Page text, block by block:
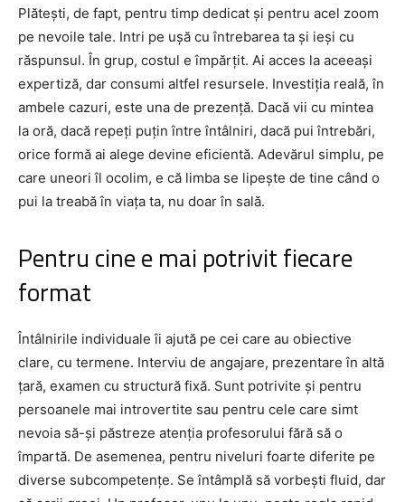
Plătești, de fapt, pentru timp dedicat și pentru acel zoom
pe nevoile tale. Intri pe ușă cu întrebarea ta și ieși cu
răspunsul. În grup, costul e împărțit. Ai acces la aceeași
expertiză, dar consumi altfel resursele. Investiția reală, în
ambele cazuri, este una de prezență. Dacă vii cu mintea
la oră, dacă repeți puțin între întâlniri, dacă pui întrebări,
orice formă ai alege devine eficientă. Adevărul simplu, pe
care uneori îl ocolim, e că limba se lipește de tine când o
pui la treabă în viața ta, nu doar în sală.
Pentru cine e mai potrivit fiecare
format
Întâlnirile individuale îi ajută pe cei care au obiective
clare, cu termene. Interviu de angajare, prezentare în altă
țară, examen cu structură fixă. Sunt potrivite și pentru
persoanele mai introvertite sau pentru cele care simt
nevoia să-și păstreze atenția profesorului fără să o
împartă. De asemenea, pentru niveluri foarte diferite pe
diverse subcompetențe. Se întâmplă să vorbești fluid, dar